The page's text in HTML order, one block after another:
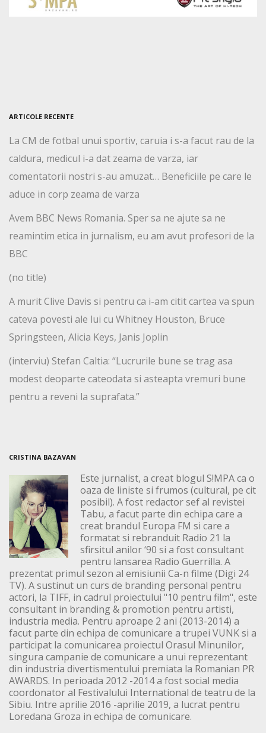
ARTICOLE RECENTE
La CM de fotbal unui sportiv, caruia i s-a facut rau de la
caldura, medicul i-a dat zeama de varza, iar
comentatorii nostri s-au amuzat… Beneficiile pe care le
aduce in corp zeama de varza
Avem BBC News Romania. Sper sa ne ajute sa ne
reamintim etica in jurnalism, eu am avut profesori de la
BBC
(no title)
A murit Clive Davis si pentru ca i-am citit cartea va spun
cateva povesti ale lui cu Whitney Houston, Bruce
Springsteen, Alicia Keys, Janis Joplin
(interviu) Stefan Caltia: “Lucrurile bune se trag asa
modest deoparte cateodata si asteapta vremuri bune
pentru a reveni la suprafata.”
CRISTINA BAZAVAN
Este jurnalist, a creat blogul S!MPA ca o
oaza de liniste si frumos (cultural, pe cit
posibil). A fost redactor sef al revistei
Tabu, a facut parte din echipa care a
creat brandul Europa FM si care a
formatat si rebranduit Radio 21 la
sfirsitul anilor ‘90 si a fost consultant
pentru lansarea Radio Guerrilla. A
prezentat primul sezon al emisiunii Ca-n filme (Digi 24
TV). A sustinut un curs de branding personal pentru
actori, la TIFF, in cadrul proiectului "10 pentru film", este
consultant in branding & promotion pentru artisti,
industria media. Pentru aproape 2 ani (2013-2014) a
facut parte din echipa de comunicare a trupei VUNK si a
participat la comunicarea proiectul Orasul Minunilor,
singura campanie de comunicare a unui reprezentant
din industria divertismentului premiata la Romanian PR
AWARDS. In perioada 2012 -2014 a fost social media
coordonator al Festivalului International de teatru de la
Sibiu. Intre aprilie 2016 -aprilie 2019, a lucrat pentru
Loredana Groza in echipa de comunicare.